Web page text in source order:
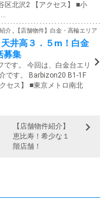
区北沢2 【アクセス】 ■小
…
介 , 【店舗物件】白金・高輪エリア
天井高３．５m！白金
募集
す。 今回は、白金台エリ
です。 Barbizon20 B1-1F
セス】 ■東京メトロ南北
【店舗物件紹介】
恵比寿！希少な１
階店舗！